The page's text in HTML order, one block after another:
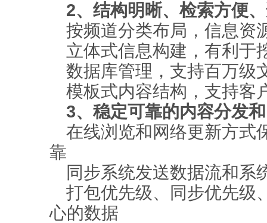
2、结构明晰、检索方便
按频道分类布局，信息资
立体式信息构建，有利于
数据库管理，支持百万级
模板式内容结构，支持客
3、稳定可靠的内容分发
在线浏览和网络更新方式
靠
同步系统发送数据流和系
打包优先级、同步优先级
心的数据